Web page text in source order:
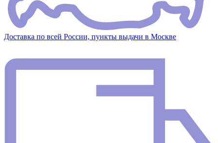
Доставка по всей России, пункты выдачи в Москве